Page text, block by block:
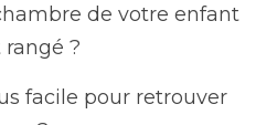
de votre enfant
?
facile pour retrouver